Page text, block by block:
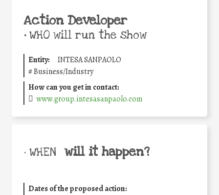
Action Developer
•WHO will run the show
Entity:
INTESA SANPAOLO
#Business/Industry
How can you get in contact:
www.group.intesasanpaolo.com
• WHEN will it happen?
Dates of the proposed action: